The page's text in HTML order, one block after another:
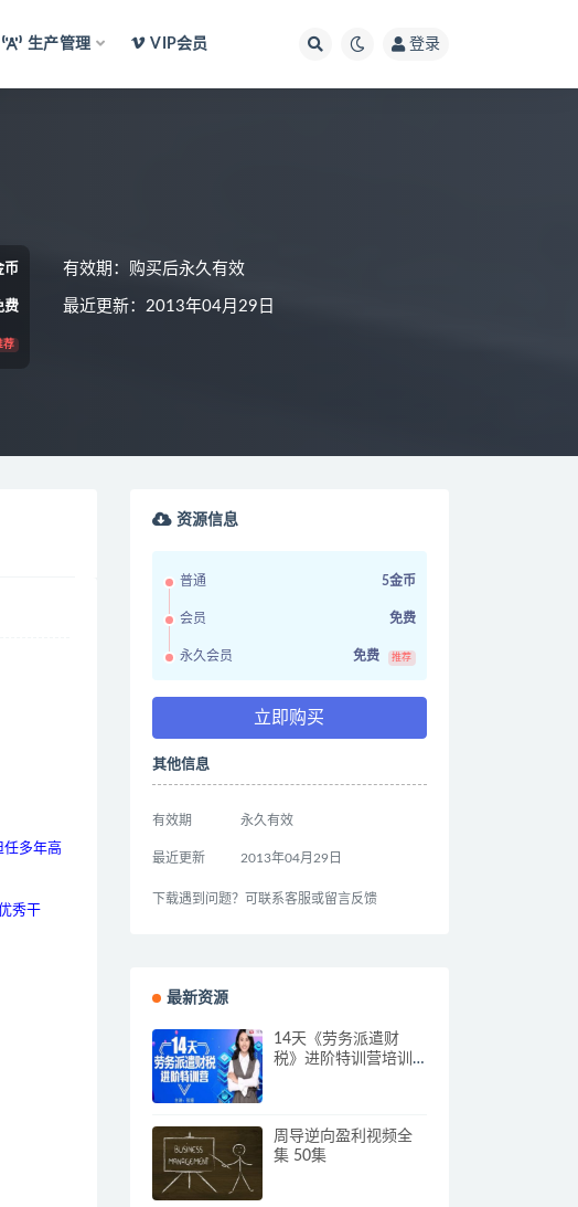
生产管理 VIP会员 登录
币
费
荐
有效期：购买后永久有效
最近更新：2013年04月29日
多年高
秀干
资源信息
普通 5金币
会员 免费
永久会员 免费 推荐
立即购买
其他信息
有效期 永久有效
最近更新 2013年04月29日
下载遇到问题？可联系客服或留言反馈
最新资源
14天《劳务派遣财
税》进阶特训营培训
周导逆向盈利视频全
集 50集